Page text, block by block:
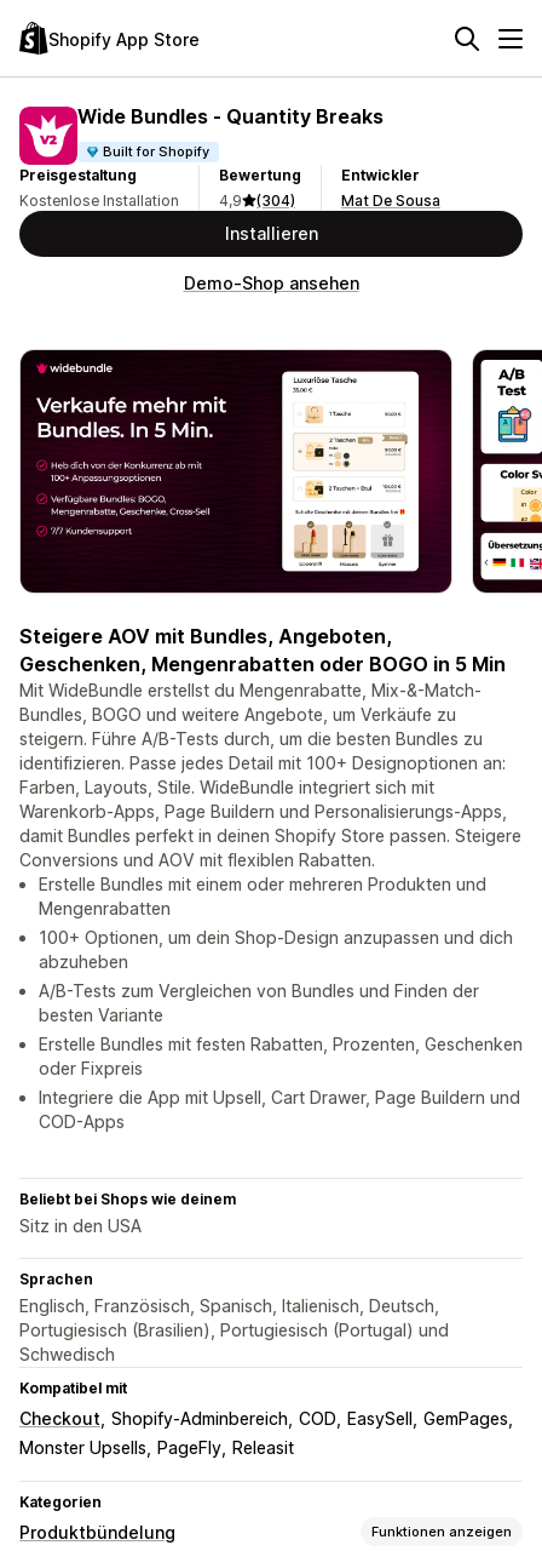
Shopify App Store
Wide Bundles ‑ Quantity Breaks
Built for Shopify
Preisgestaltung
Kostenlose Installation
Bewertung
4,9
(304)
Entwickler
Mat De Sousa
Installieren
Demo-Shop ansehen
Steigere AOV mit Bundles, Angeboten,
Geschenken, Mengenrabatten oder BOGO in 5 Min
Mit WideBundle erstellst du Mengenrabatte, Mix-&-Match-
Bundles, BOGO und weitere Angebote, um Verkäufe zu
steigern. Führe A/B-Tests durch, um die besten Bundles zu
identifizieren. Passe jedes Detail mit 100+ Designoptionen an:
Farben, Layouts, Stile. WideBundle integriert sich mit
Warenkorb-Apps, Page Buildern und Personalisierungs-Apps,
damit Bundles perfekt in deinen Shopify Store passen. Steigere
Conversions und AOV mit flexiblen Rabatten.
Erstelle Bundles mit einem oder mehreren Produkten und
Mengenrabatten
100+ Optionen, um dein Shop-Design anzupassen und dich
abzuheben
A/B-Tests zum Vergleichen von Bundles und Finden der
besten Variante
Erstelle Bundles mit festen Rabatten, Prozenten, Geschenken
oder Fixpreis
Integriere die App mit Upsell, Cart Drawer, Page Buildern und
COD-Apps
Beliebt bei Shops wie deinem
Sitz in den USA
Sprachen
Englisch, Französisch, Spanisch, Italienisch, Deutsch,
Portugiesisch (Brasilien), Portugiesisch (Portugal) und
Schwedisch
Kompatibel mit
Checkout Shopify-Adminbereich COD EasySell
GemPages
Monster Upsells
PageFly Releasit
Kategorien
Produktbündelung Funktionen anzeigen